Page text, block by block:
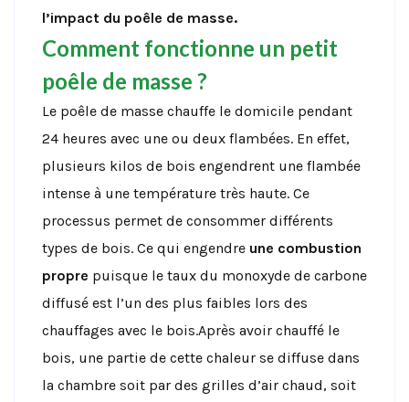
l’impact du poêle de masse.
Comment fonctionne un petit
poêle de masse ?
Le poêle de masse chauffe le domicile pendant
24 heures avec une ou deux flambées. En effet,
plusieurs kilos de bois engendrent une flambée
intense à une température très haute. Ce
processus permet de consommer différents
types de bois. Ce qui engendre une combustion
propre puisque le taux du monoxyde de carbone
diffusé est l’un des plus faibles lors des
chauffages avec le bois.Après avoir chauffé le
bois, une partie de cette chaleur se diffuse dans
la chambre soit par des grilles d’air chaud, soit